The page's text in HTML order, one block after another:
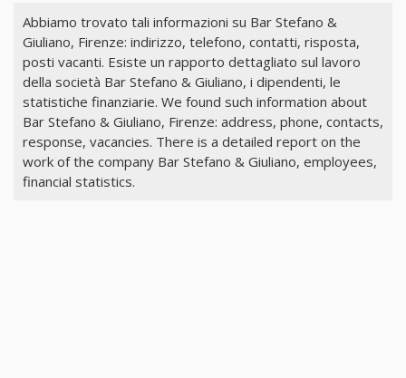
Abbiamo trovato tali informazioni su Bar Stefano &
Giuliano, Firenze: indirizzo, telefono, contatti, risposta,
posti vacanti. Esiste un rapporto dettagliato sul lavoro
della società Bar Stefano & Giuliano, i dipendenti, le
statistiche finanziarie. We found such information about
Bar Stefano & Giuliano, Firenze: address, phone, contacts,
response, vacancies. There is a detailed report on the
work of the company Bar Stefano & Giuliano, employees,
financial statistics.